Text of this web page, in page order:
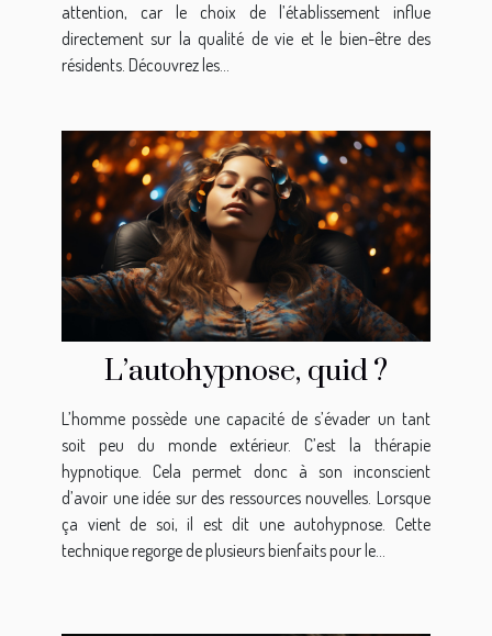
attention, car le choix de l’établissement influe
directement sur la qualité de vie et le bien-être des
résidents. Découvrez les...
L’autohypnose, quid ?
L’homme possède une capacité de s’évader un tant
soit peu du monde extérieur. C’est la thérapie
hypnotique. Cela permet donc à son inconscient
d’avoir une idée sur des ressources nouvelles. Lorsque
ça vient de soi, il est dit une autohypnose. Cette
technique regorge de plusieurs bienfaits pour le...